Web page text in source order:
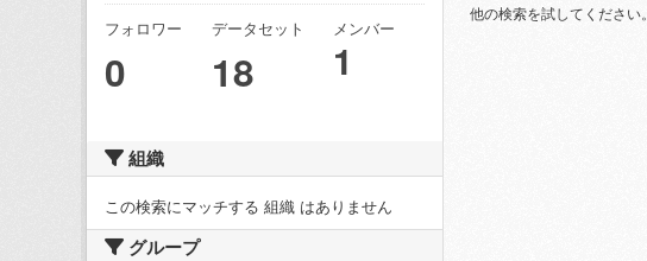
フォロワー
0
データセット
18
メンバー
1
組織
この検索にマッチする 組織 はありません
グループ
他の検索を試してください。